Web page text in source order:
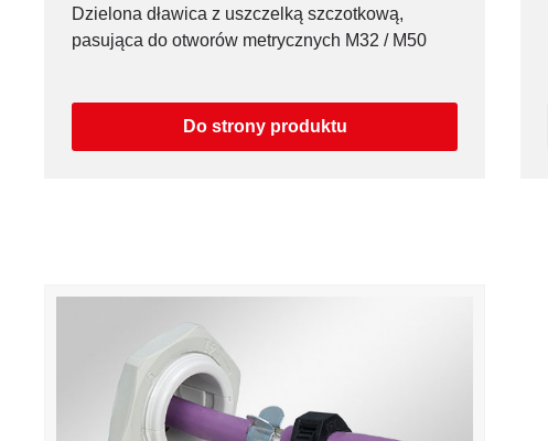
Dzielona dławica z uszczelką szczotkową,
pasująca do otworów metrycznych M32 / M50
Do strony produktu